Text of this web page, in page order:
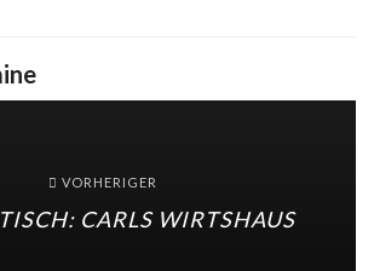
VORHERIGER
CARLS WIRTSHAUS